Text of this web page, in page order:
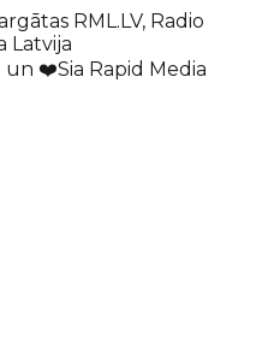
RML.LV, Radio
Latvija
❤️Sia Rapid Media